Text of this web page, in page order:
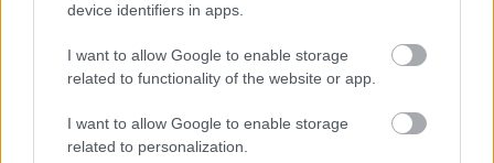
device identifiers in apps.
I want to allow Google to enable storage
related to functionality of the website or app.
I want to allow Google to enable storage
related to personalization.
, 19 Μαρτίου 2015 || Τουρισμός